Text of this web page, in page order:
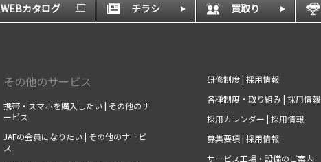
WEBカタログ チラシ 買取り
その他のサービス
携帯・スマホを購入したい | その他のサ
ービス
JAFの会員になりたい | その他のサービ
ス
研修制度 | 採用情報
各種制度・取り組み | 採用情報
採用カレンダー | 採用情報
募集要項 | 採用情報
サービス工場・設備のご案内